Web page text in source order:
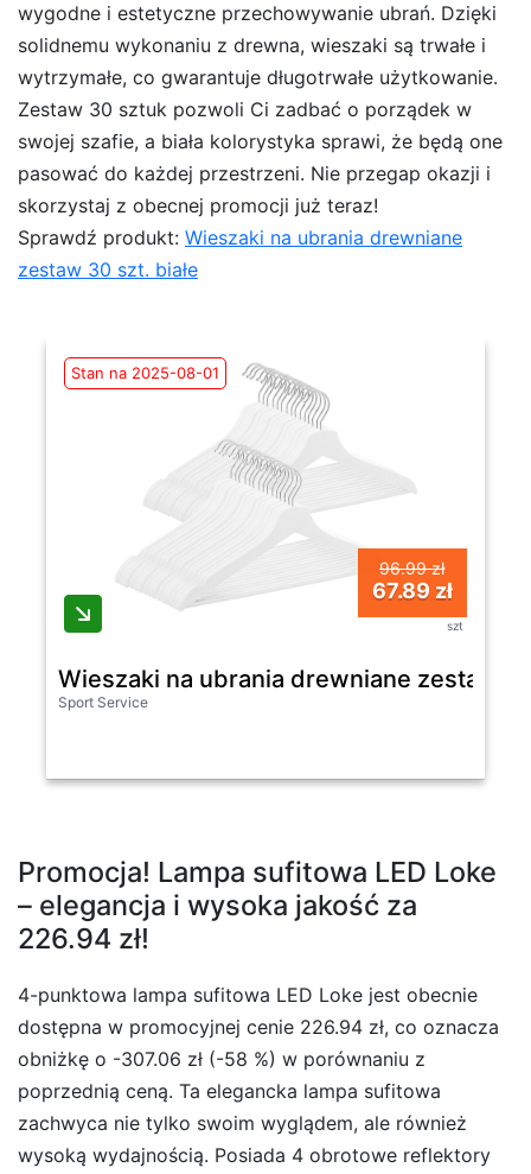
wygodne i estetyczne przechowywanie ubrań. Dzięki
solidnemu wykonaniu z drewna, wieszaki są trwałe i
wytrzymałe, co gwarantuje długotrwałe użytkowanie.
Zestaw 30 sztuk pozwoli Ci zadbać o porządek w
swojej szafie, a biała kolorystyka sprawi, że będą one
pasować do każdej przestrzeni. Nie przegap okazji i
skorzystaj z obecnej promocji już teraz!
Sprawdź produkt: Wieszaki na ubrania drewniane
zestaw 30 szt. białe
Stan na 2025-08-01
96.99 zł
67.89 zł
szt
Wieszaki na ubrania drewniane zestaw
Sport Service
Promocja! Lampa sufitowa LED Loke
– elegancja i wysoka jakość za
226.94 zł!
4-punktowa lampa sufitowa LED Loke jest obecnie
dostępna w promocyjnej cenie 226.94 zł, co oznacza
obniżkę o -307.06 zł (-58 %) w porównaniu z
poprzednią ceną. Ta elegancka lampa sufitowa
zachwyca nie tylko swoim wyglądem, ale również
wysoką wydajnością. Posiada 4 obrotowe reflektory